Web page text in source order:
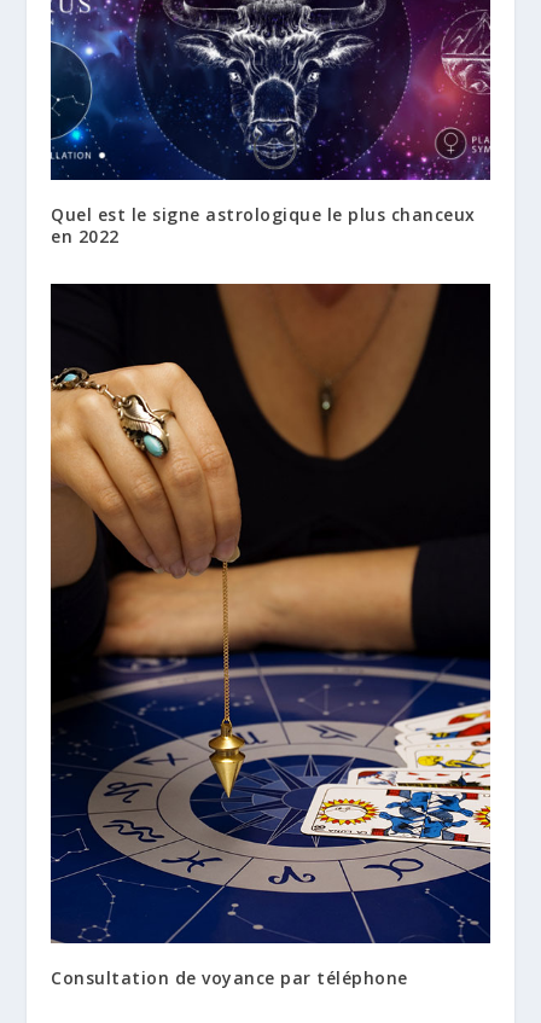
Quel est le signe astrologique le plus chanceux
en 2022
Consultation de voyance par téléphone